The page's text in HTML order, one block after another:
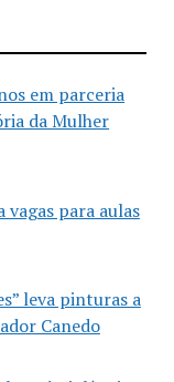
em parceria
da Mulher
vagas para aulas
leva pinturas a
Canedo